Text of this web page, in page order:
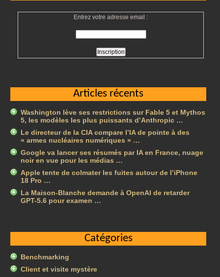
Entrez votre adresse email :
Articles récents
Washington lève ses restrictions sur Fable 5 et Mythos
5, les modèles les plus puissants d’Anthropic …
Le directeur de la CIA compare l’IA de pointe à des
« armes nucléaires numériques » …
Google va lancer ses résumés par IA en France, nuage
noir en vue pour les médias …
Apple tente de colmater les fuites autour de l’iPhone
18 Pro …
La Maison-Blanche demande à OpenAI de retarder
GPT-5.6 pour examen …
Catégories
Benchmarking
Client et visite mystère